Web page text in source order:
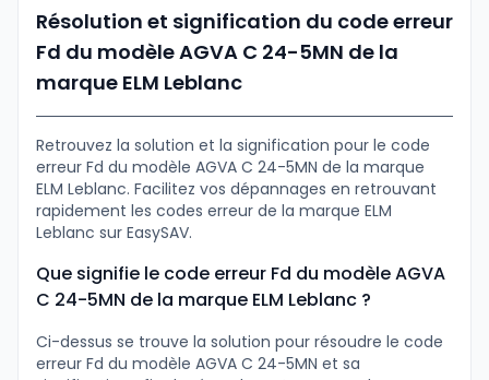
Résolution et signification du code erreur
Fd du modèle AGVA C 24-5MN de la
marque ELM Leblanc
Retrouvez la solution et la signification pour le code
erreur Fd du modèle AGVA C 24-5MN de la marque
ELM Leblanc. Facilitez vos dépannages en retrouvant
rapidement les codes erreur de la marque ELM
Leblanc sur EasySAV.
Que signifie le code erreur Fd du modèle AGVA
C 24-5MN de la marque ELM Leblanc ?
Ci-dessus se trouve la solution pour résoudre le code
erreur Fd du modèle AGVA C 24-5MN et sa